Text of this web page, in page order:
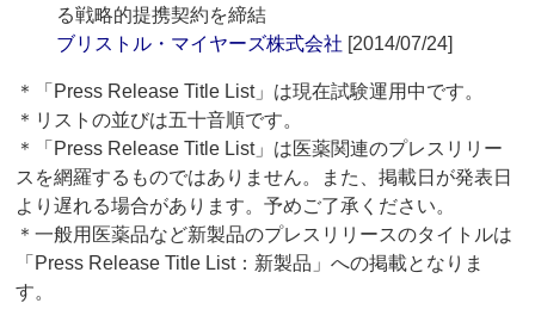
る戦略的提携契約を締結
ブリストル・マイヤーズ株式会社 [2014/07/24]
＊「Press Release Title List」は現在試験運用中です。
＊リストの並びは五十音順です。
＊「Press Release Title List」は医薬関連のプレスリリー
スを網羅するものではありません。また、掲載日が発表日
より遅れる場合があります。予めご了承ください。
＊一般用医薬品など新製品のプレスリリースのタイトルは
「Press Release Title List：新製品」への掲載となりま
す。